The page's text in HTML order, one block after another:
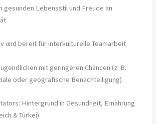
gesunden Lebensstil und Freude an
und bereit für interkulturelle Teamarbeit
mit geringeren Chancen (z. B.
oder geografische Benachteiligung)
Hintergrund in Gesundheit, Ernährung
& Türkei)